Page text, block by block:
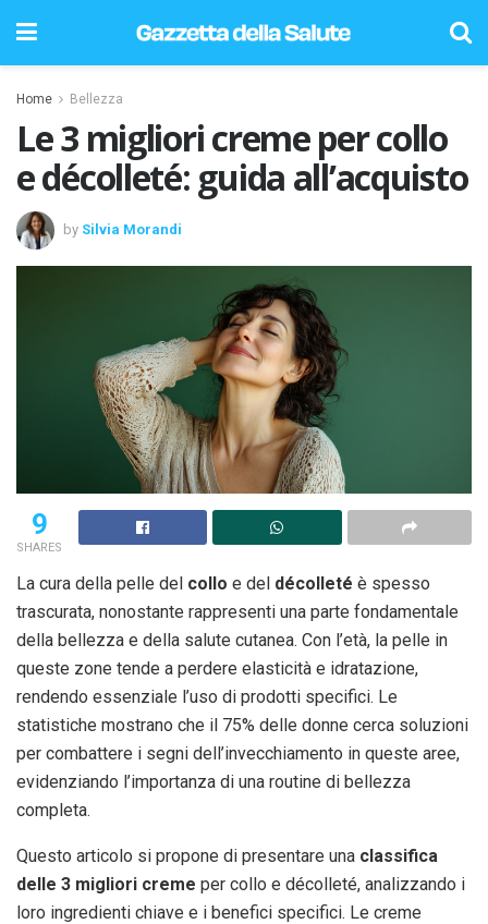
Home Bellezza
Le 3 migliori creme per collo
e décolleté: guida all’acquisto
by Silvia Morandi
9
SHARES
La cura della pelle del collo e del décolleté è spesso
trascurata, nonostante rappresenti una parte fondamentale
della bellezza e della salute cutanea. Con l’età, la pelle in
queste zone tende a perdere elasticità e idratazione,
rendendo essenziale l’uso di prodotti specifici. Le
statistiche mostrano che il 75% delle donne cerca soluzioni
per combattere i segni dell’invecchiamento in queste aree,
evidenziando l’importanza di una routine di bellezza
completa.
Questo articolo si propone di presentare una classifica
delle 3 migliori creme per collo e décolleté, analizzando i
loro ingredienti chiave e i benefici specifici. Le creme